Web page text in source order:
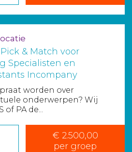
& Match voor
Specialisten en
Incompany
worden over
onderwerpen? Wij
of PA de...
€ 2.500,00
per groep